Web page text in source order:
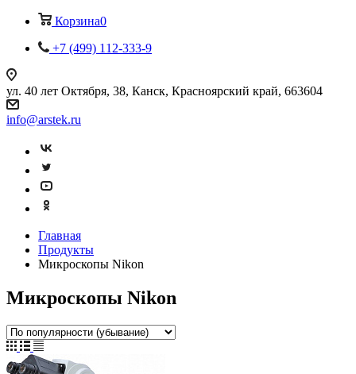
Корзина0
+7 (499) 112-333-9
ул. 40 лет Октября, 38, Канск, Красноярский край, 663604
info@arstek.ru
Главная
Продукты
Микроскопы Nikon
Микроскопы Nikon